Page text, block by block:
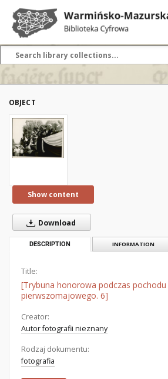
OBJECT
Show content
Download
DESCRIPTION INFORMATION
Title:
[Trybuna honorowa podczas pochodu
pierwszomajowego. 6]
Creator:
Autor fotografii nieznany
Rodzaj dokumentu:
fotografia